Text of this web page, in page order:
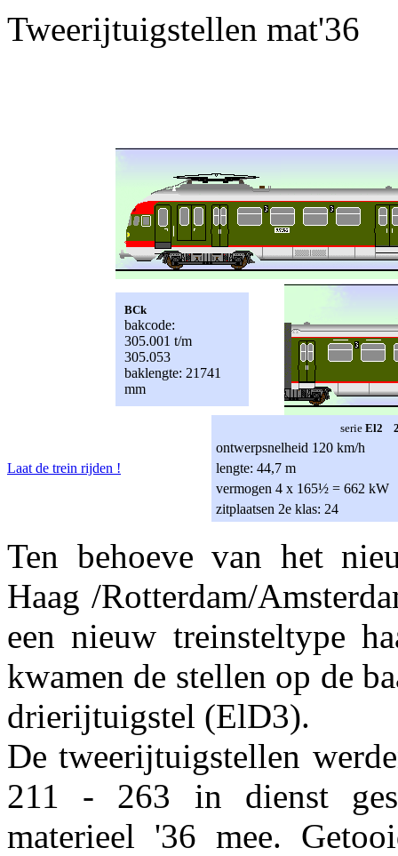
Tweerijtuigstellen mat'36
BCk
bakcode:
305.001 t/m
305.053
baklengte: 21741
mm
Laat de trein rijden !
serie El2
ontwerpsnelheid 120 km/h
lengte: 44,7 m
vermogen 4 x 165½ = 662 kW
zitplaatsen 2e klas: 24
Ten behoeve van het
Haag /Rotterdam/
een nieuw treinsteltype
kwamen de stellen op de
drierijtuigstel (ElD3).
De tweerijtuigstellen
211 - 263 in dienst
materieel '36 mee.